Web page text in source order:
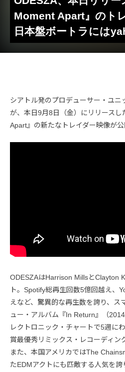
Moment Apart』のト
日本盤ボートラには
シアトル発のプロデューサー・ユニ
が、本日9月8日（金）にリリース
Apart』の新たなトレイダー映像が公
ODESZAはHarrison MillsとClayton
ト。Spotify総再生回数5億回越え、
えなど、驚異的な再生数を誇り、ス
ュー・アルバム『In Return』（
レクトロニック・チャートで5週に
賞最優秀リミックス・レコーディン
また、本国アメリカではThe
たEDMアクトにも匹敵する人気を誇